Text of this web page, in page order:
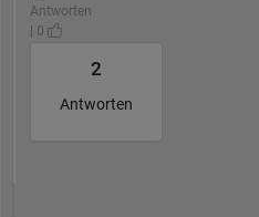
Antworten
| 0
2
Antworten